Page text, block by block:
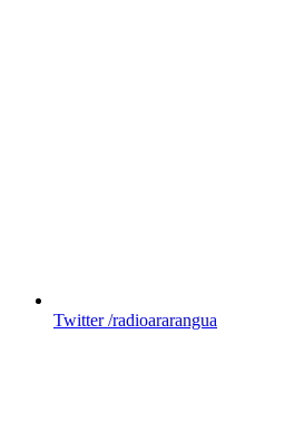
Twitter /radioararangua